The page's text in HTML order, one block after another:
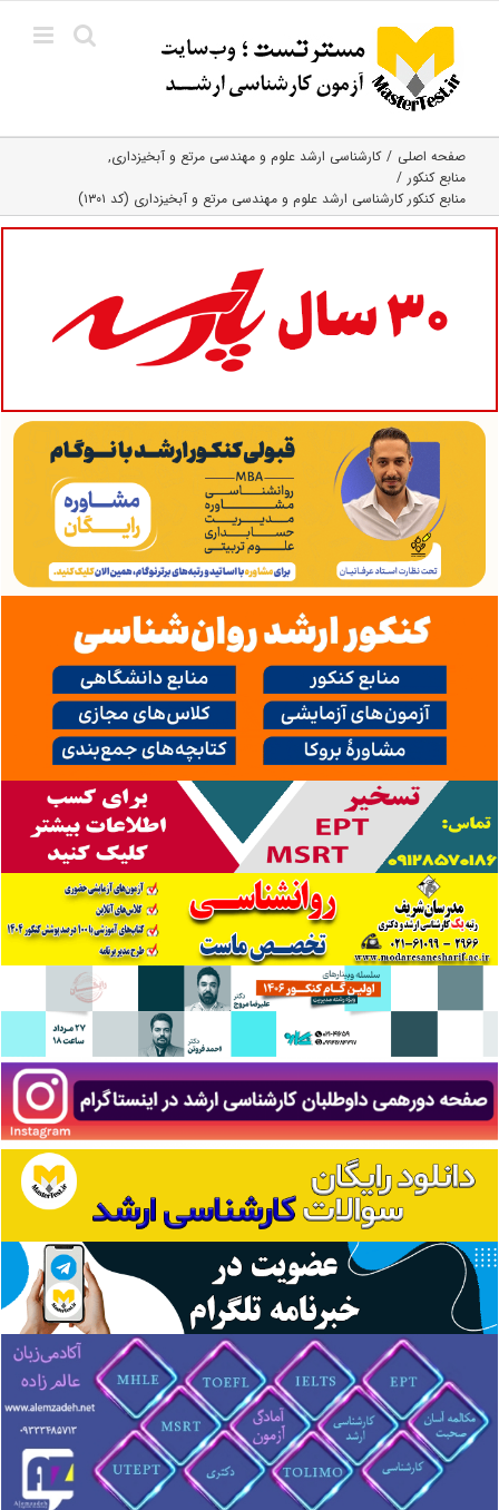
content
صفحه اصلی
کارشناسی ارشد علوم و مهندسی مرتع و آبخیزداری
منابع کنکور
منابع کنکور کارشناسی ارشد علوم و مهندسی مرتع و آبخیزداری (کد ۱۳۰۱)